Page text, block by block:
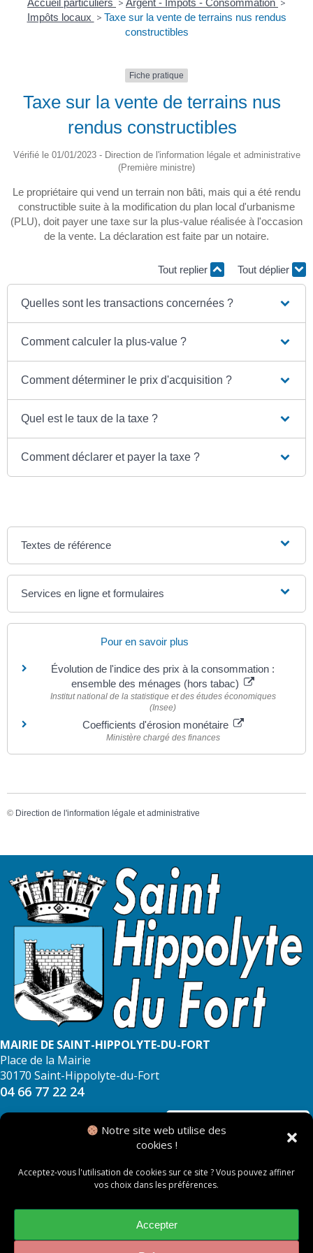
Notre site web utilise des
cookies !
Acceptez-vous l'utilisation de cookies sur ce site ? Vous pouvez affiner
vos choix dans les préférences.
Accepter
Accueil particuliers > Argent - Impôts - Consommation >
Impôts locaux > Taxe sur la vente de terrains nus rendus
constructibles
Fiche pratique
Taxe sur la vente de terrains nus
rendus constructibles
Vérifié le 01/01/2023 - Direction de l'information légale et administrative
(Première ministre)
Le propriétaire qui vend un terrain non bâti, mais qui a été rendu
constructible suite à la modification du plan local d'urbanisme
(PLU), doit payer une taxe sur la plus-value réalisée à l'occasion
de la vente. La déclaration est faite par un notaire.
Tout replier Tout déplier
Quelles sont les transactions concernées ?
Comment calculer la plus-value ?
Comment déterminer le prix d'acquisition ?
Quel est le taux de la taxe ?
Comment déclarer et payer la taxe ?
Textes de référence
Services en ligne et formulaires
Pour en savoir plus
Évolution de l'indice des prix à la consommation :
ensemble des ménages (hors tabac)
Institut national de la statistique et des études économiques
(Insee)
Coefficients d'érosion monétaire
Ministère chargé des finances
© Direction de l'information légale et administrative
MAIRIE DE SAINT-HIPPOLYTE-DU-FORT
Place de la Mairie
30170 Saint-Hippolyte-du-Fort
04 66 77 22 24
NOUS CONTACTER
Mentions légales
Politique des cookies